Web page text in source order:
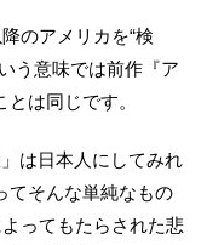
のアメリカを“検
う意味では前作『ア
は同じです。
は日本人にしてみれ
てそんな単純なもの
ってもたらされた悲